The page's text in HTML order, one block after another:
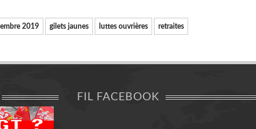
2019 gilets jaunes luttes ouvrières retraites
FIL FACEBOOK